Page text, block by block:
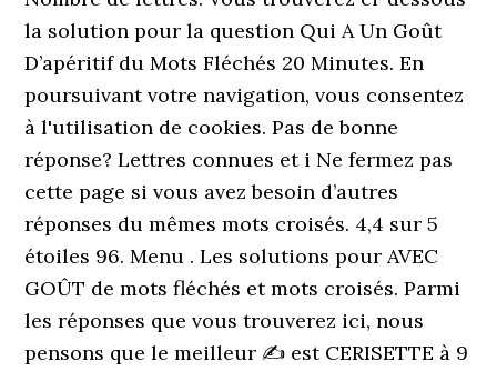
la solution pour la question Qui A Un Goût
D’apéritif du Mots Fléchés 20 Minutes. En
poursuivant votre navigation, vous consentez
à l'utilisation de cookies. Pas de bonne
réponse? Lettres connues et i Ne fermez pas
cette page si vous avez besoin d’autres
réponses du mêmes mots croisés. 4,4 sur 5
étoiles 96. Menu . Les solutions pour AVEC
GOÛT de mots fléchés et mots croisés. Parmi
les réponses que vous trouverez ici, nous
pensons que le meilleur ✍ est CERISETTE à 9